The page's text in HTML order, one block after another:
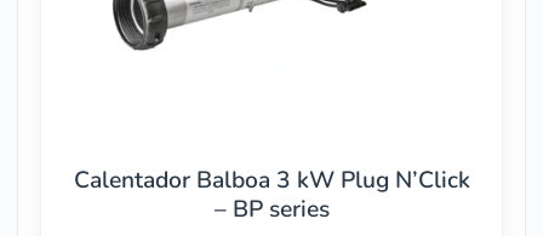
Calentador Balboa 3 kW Plug N’Click
– BP series